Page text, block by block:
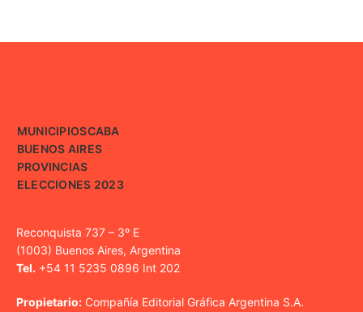
MUNICIPIOSCABA
BUENOS AIRES
PROVINCIAS
ELECCIONES 2023
Reconquista 737 – 3º E
(1003) Buenos Aires, Argentina
Tel. +54 11 5235 0896 Int 202
Propietario: Compañía Editorial Gráfica Argentina S.A.